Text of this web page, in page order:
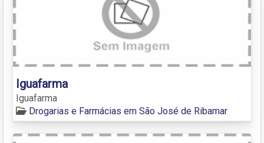
Iguafarma
Iguafarma
Drogarias e Farmácias em São José de Ribamar